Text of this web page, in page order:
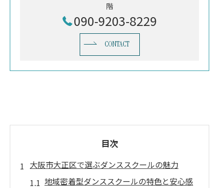
階
090-9203-8229
CONTACT
目次
大阪市大正区で選ぶダンススクールの魅力
地域密着型ダンススクールの特色と安心感